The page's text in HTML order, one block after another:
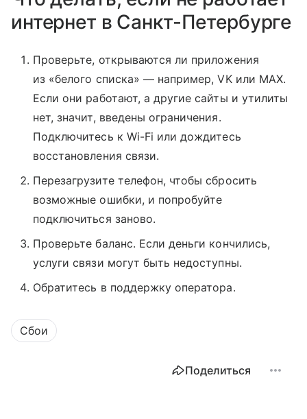
интернет в Санкт-Петербурге
Проверьте, открываются ли приложения
из «белого списка» — например, VK или MAX.
Если они работают, а другие сайты и утилиты
нет, значит, введены ограничения.
Подключитесь к Wi-Fi или дождитесь
восстановления связи.
Перезагрузите телефон, чтобы сбросить
возможные ошибки, и попробуйте
подключиться заново.
Проверьте баланс. Если деньги кончились,
услуги связи могут быть недоступны.
Обратитесь в поддержку оператора.
Сбои
Поделиться